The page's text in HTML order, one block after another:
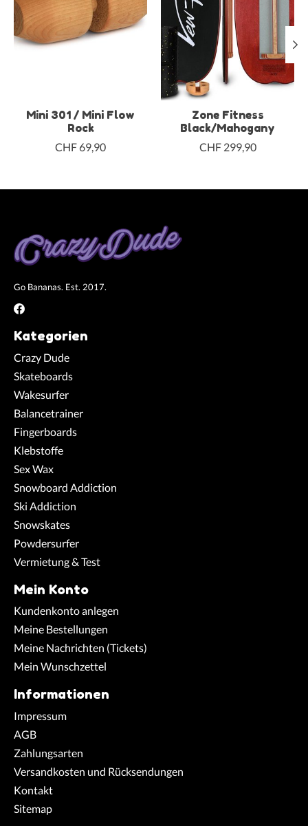
Mini 301 / Mini Flow
Rock
CHF 69,90
Zone Fitness
Black/Mahogany
CHF 299,90
Go Bananas. Est. 2017.
Kategorien
Crazy Dude
Skateboards
Wakesurfer
Balancetrainer
Fingerboards
Klebstoffe
Sex Wax
Snowboard Addiction
Ski Addiction
Snowskates
Powdersurfer
Vermietung & Test
Mein Konto
Kundenkonto anlegen
Meine Bestellungen
Meine Nachrichten (Tickets)
Mein Wunschzettel
Informationen
Impressum
AGB
Zahlungsarten
Versandkosten und Rücksendungen
Kontakt
Sitemap